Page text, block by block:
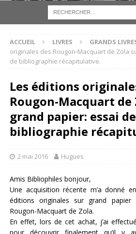
ACCUEIL LIVRES GRANDS
originales des Rougon-Macquart de Zola
de bibliographie récapitulative.
Les éditions
Rougon-Macquart de
grand papier: essai de
bibliographie
2 mai 2016 Hugues
Amis Bibliophiles bonjour,
Une acquisition récente m’a donné
éditions originales sur grand
Rougon-Macquart de Zola.
En effet, lors de cet achat, j’ai